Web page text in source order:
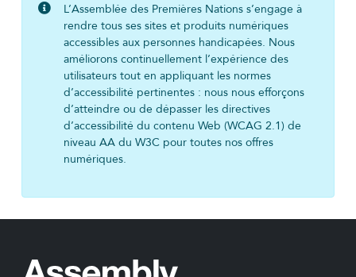
L’Assemblée des Premières Nations s’engage à
rendre tous ses sites et produits numériques
accessibles aux personnes handicapées. Nous
améliorons continuellement l’expérience des
utilisateurs tout en appliquant les normes
d’accessibilité pertinentes : nous nous efforçons
d’atteindre ou de dépasser les directives
d’accessibilité du contenu Web (WCAG 2.1) de
niveau AA du W3C pour toutes nos offres
numériques.